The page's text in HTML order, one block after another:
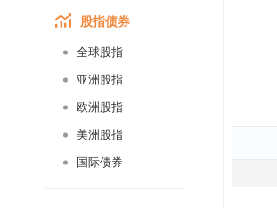
股指债券
全球股指
亚洲股指
欧洲股指
美洲股指
国际债券